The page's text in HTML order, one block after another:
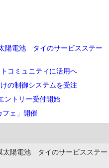
陽電池 タイのサービスステー
コミュニティに活用へ
の制御システムを受注
ントリー受付開始
フェ」開催
太陽電池 タイのサービスステー